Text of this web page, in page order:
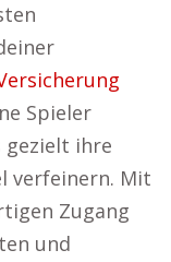
Spieler
gezielt ihre
verfeinern. Mit
Zugang
und